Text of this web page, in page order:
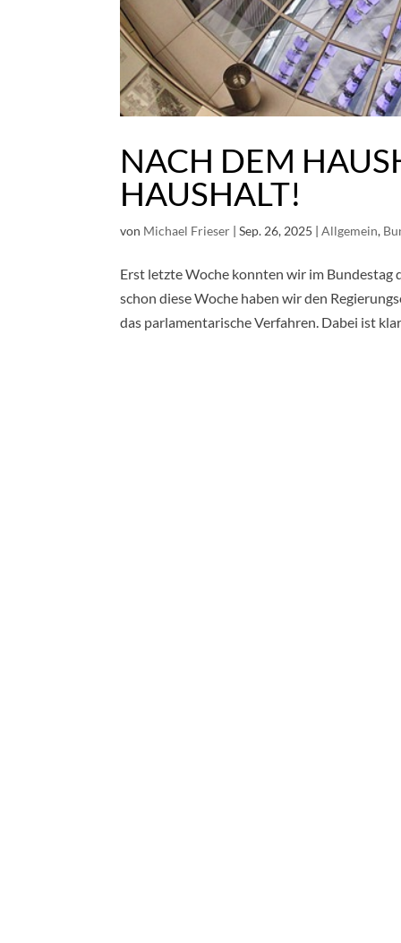
NACH DEM
HAUSHALT!
von Michael Frieser |Sep. 26, 2025 |Allgemein,
Erst letzte Woche konnten wir im Bundestag
schon diese Woche haben wir den
das parlamentarische Verfahren. Dabei ist